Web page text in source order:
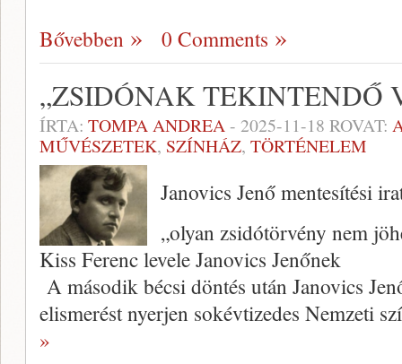
Bővebben 0 Comments
„ZSIDÓNAK TEKINTENDŐ
ÍRTA: TOMPA ANDREA- 2025-11-18 ROVAT:
MŰVÉSZETEK, SZÍNHÁZ, TÖRTÉNELEM
Janovics Jenő mentesítési
„olyan zsidótörvény nem
Kiss Ferenc levele Janovics Jenőnek
A második bécsi döntés után Janovics
elismerést nyerjen sokévtizedes Nemzeti
»